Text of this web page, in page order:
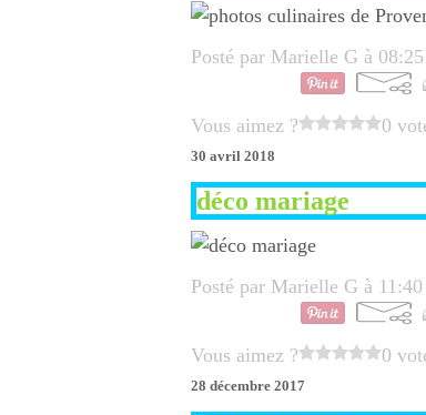
Posté par Marielle G à
Vous aimez ? 0
30 avril 2018
déco mariage
Posté par Marielle G à
Vous aimez ? 0
28 décembre 2017